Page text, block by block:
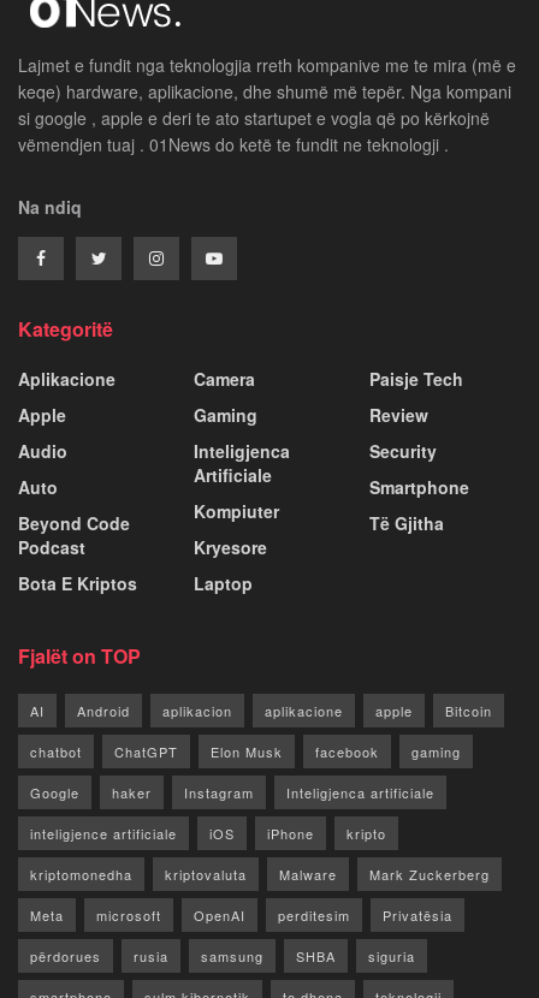
Lajmet e fundit nga teknologjia rreth kompanive me te mira (më e
keqe) hardware, aplikacione, dhe shumë më tepër. Nga kompani
si google , apple e deri te ato startupet e vogla që po kërkojnë
vëmendjen tuaj . 01News do ketë te fundit ne teknologji .
Na ndiq
Kategoritë
Aplikacione
Apple
Audio
Auto
Beyond Code
Podcast
Bota E Kriptos
Camera
Gaming
Inteligjenca
Artificiale
Kompiuter
Kryesore
Laptop
Paisje Tech
Review
Security
Smartphone
Të Gjitha
Fjalët on TOP
AI Android aplikacion aplikacione apple Bitcoin
chatbot ChatGPT Elon Musk facebook gaming
Google haker Instagram Inteligjenca artificiale
inteligjence artificiale iOS iPhone kripto
kriptomonedha kriptovaluta Malware Mark Zuckerberg
Meta microsoft OpenAI perditesim Privatësia
përdorues rusia samsung SHBA siguria